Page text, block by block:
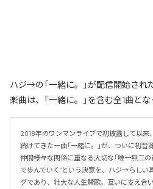
ハジ→の「一緒に。」が配信開始さ
楽曲は、「一緒に。」を含む全1曲とな
2018年のワンマンライブで初披露して以来
続けてきた一曲「一緒に。」が、ついに初音
仲間――様々な関係に重なる大切な「唯一無二
で歩んでいく”という決意を、ハジ→らしい
グであり、壮大な人生賛歌。互いに支え合